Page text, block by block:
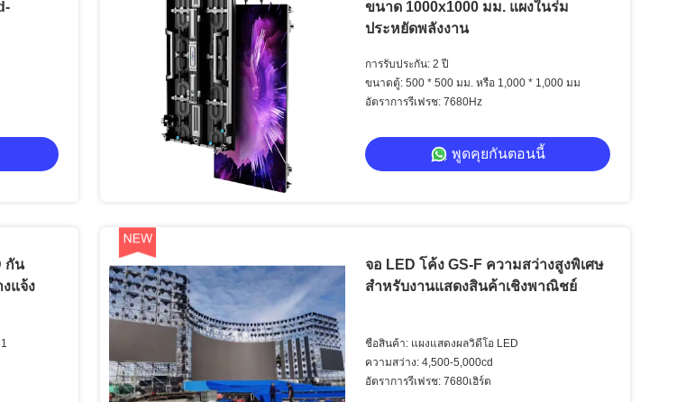
ขนาด 1000x1000 มม. แผงในร่ม
ประหยัดพลังงาน
การรับประกัน: 2 ปี
ขนาดตู้: 500 * 500 มม. หรือ 1,000 * 1,000 มม
อัตราการรีเฟรช: 7680Hz
พูดคุยกันตอนนี้
กัน
แจ้ง
จอ LED โค้ง GS-F ความสว่างสูงพิเศษ
สำหรับงานแสดงสินค้าเชิงพาณิชย์
ชื่อสินค้า: แผงแสดงผลวิดีโอ LED
ความสว่าง: 4,500-5,000cd
อัตราการรีเฟรช: 7680เฮิร์ต